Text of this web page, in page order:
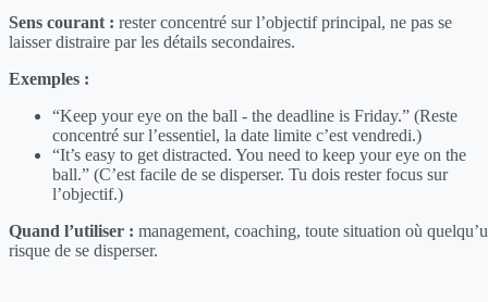
Sens courant : rester concentré sur l’objectif principal, ne pas se
laisser distraire par les détails secondaires.
Exemples :
“Keep your eye on the ball - the deadline is Friday.” (Reste
concentré sur l’essentiel, la date limite c’est vendredi.)
“It’s easy to get distracted. You need to keep your eye on the
ball.” (C’est facile de se disperser. Tu dois rester focus sur
l’objectif.)
Quand l’utiliser : management, coaching, toute situation où
risque de se disperser.